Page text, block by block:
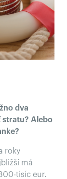
dva
stratu? Alebo
roky
má
tisíc eur.